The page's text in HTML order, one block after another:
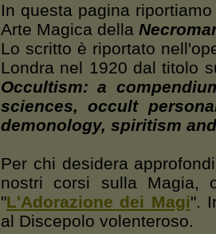
In questa pagina
Arte Magica della
Lo scritto è riportato
Londra nel 1920 dal titolo
Occultism: a
sciences, occult
demonology, spiritism
Per chi desidera
nostri corsi sulla Magia,
"L'Adorazione dei Magi".
al Discepolo volenteroso.